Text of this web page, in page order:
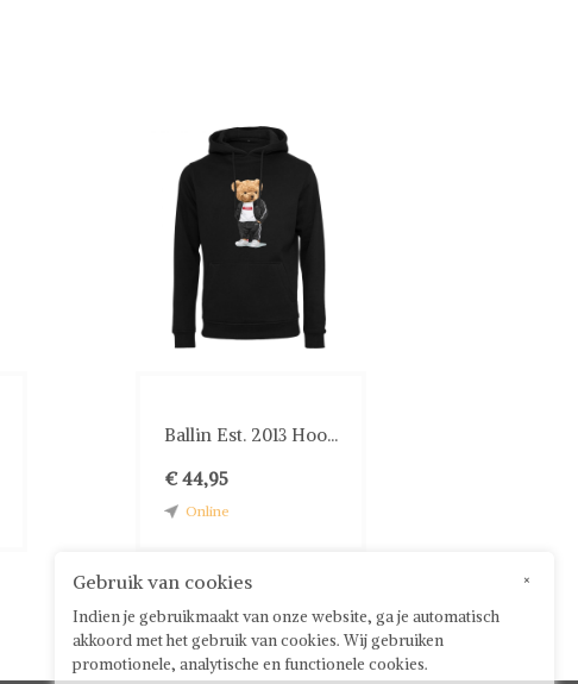
Ballin Est. 2013 Hoo...
€ 44,95
Online
×
Gebruik van cookies
Indien je gebruikmaakt van onze website, ga je automatisch
akkoord met het gebruik van cookies. Wij gebruiken
promotionele, analytische en functionele cookies.